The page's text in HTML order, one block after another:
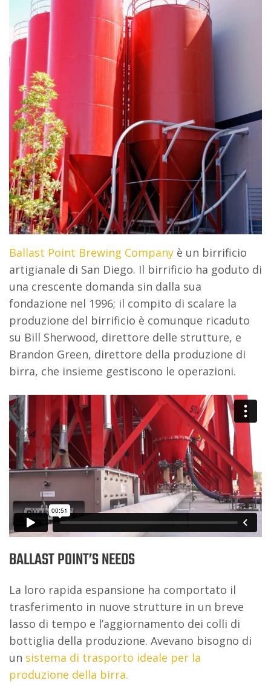
Ballast Point Brewing Company è un birrificio
artigianale di San Diego. Il birrificio ha goduto di
una crescente domanda sin dalla sua
fondazione nel 1996; il compito di scalare la
produzione del birrificio è comunque ricaduto
su Bill Sherwood, direttore delle strutture, e
Brandon Green, direttore della produzione di
birra, che insieme gestiscono le operazioni.
BALLAST POINT’S NEEDS
La loro rapida espansione ha comportato il
trasferimento in nuove strutture in un breve
lasso di tempo e l’aggiornamento dei colli di
bottiglia della produzione. Avevano bisogno di
un sistema di trasporto ideale per la
produzione della birra.